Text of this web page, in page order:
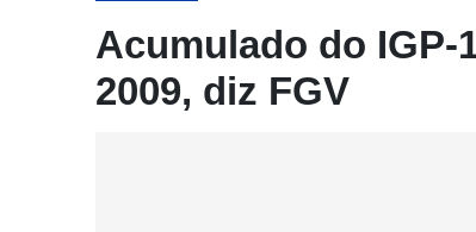
Acumulado do IGP-
2009, diz FGV